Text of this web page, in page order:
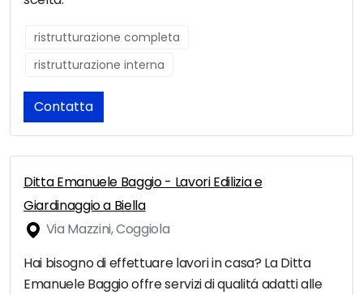
ristrutturazione completa
ristrutturazione interna
Contatta
Ditta Emanuele Baggio - Lavori Edilizia e
Giardinaggio a Biella
Via Mazzini, Coggiola
Hai bisogno di effettuare lavori in casa? La Ditta
Emanuele Baggio offre servizi di qualitá adatti alle